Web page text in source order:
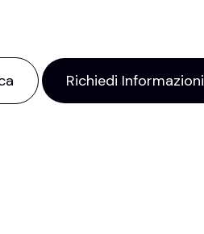
Richiedi Informazioni